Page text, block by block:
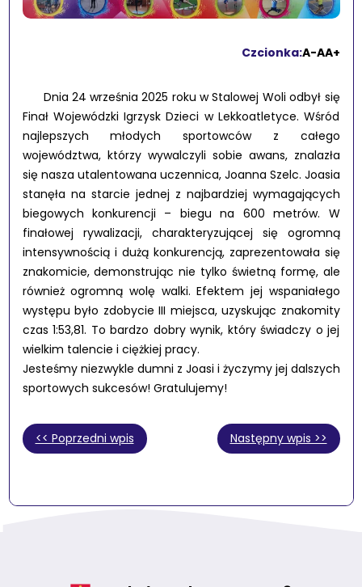
Czcionka:A-AA+
Dnia 24 września 2025 roku w Stalowej Woli odbył się
Finał Wojewódzki Igrzysk Dzieci w Lekkoatletyce. Wśród
najlepszych młodych sportowców z całego
województwa, którzy wywalczyli sobie awans, znalazła
się nasza utalentowana uczennica, Joanna Szelc. Joasia
stanęła na starcie jednej z najbardziej wymagających
biegowych konkurencji – biegu na 600 metrów. W
finałowej rywalizacji, charakteryzującej się ogromną
intensywnością i dużą konkurencją, zaprezentowała się
znakomicie, demonstrując nie tylko świetną formę, ale
również ogromną wolę walki. Efektem jej wspaniałego
występu było zdobycie III miejsca, uzyskując znakomity
czas 1:53,81. To bardzo dobry wynik, który świadczy o jej
wielkim talencie i ciężkiej pracy.
Jesteśmy niezwykle dumni z Joasi i życzymy jej dalszych
sportowych sukcesów! Gratulujemy!
<< Poprzedni wpis Następny wpis >>